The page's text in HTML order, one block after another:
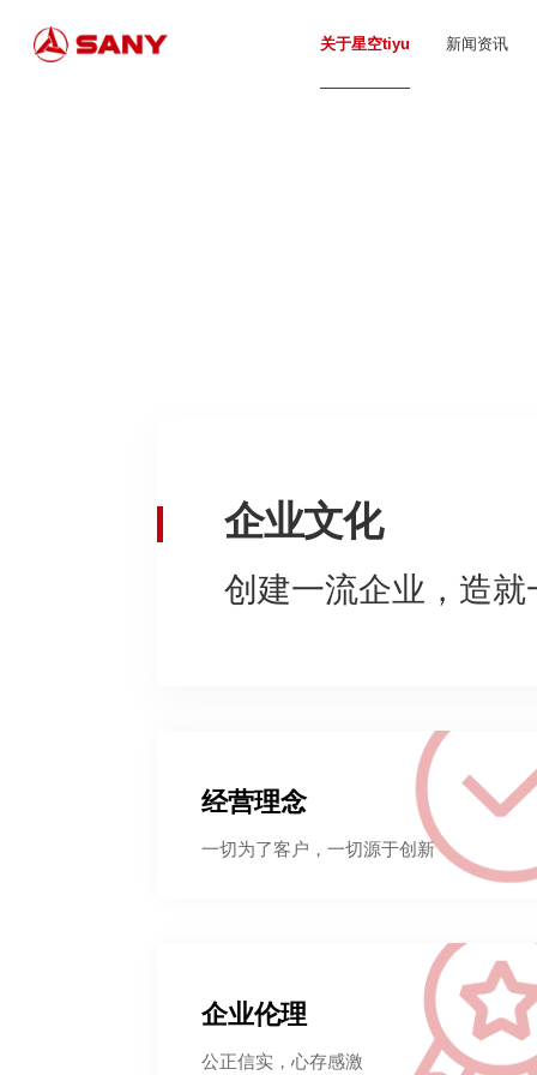
关于星空tiyu 新闻资讯
企业文化
创建一流企业，造
经营理念
一切为了客户，一切源于创新
企业伦理
公正信实，心存感激